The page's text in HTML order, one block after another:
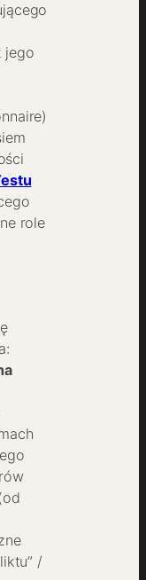
jego
role
/